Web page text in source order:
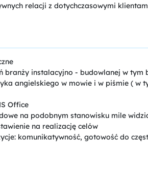
relacji z dotychczasowymi
branży instalacyjno - budowlanej w tym
angielskiego w mowie i w piśmie ( w
Office
na podobnym stanowisku mile
na realizację celów
komunikatywność, gotowość do